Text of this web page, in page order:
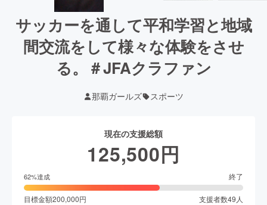
サッカーを通して平和学習と地域
間交流をして様々な体験をさせ
る。＃JFAクラファン
那覇ガールズ スポーツ
現在の支援総額
125,500円
62%達成 終了
目標金額200,000円 支援者数49 人